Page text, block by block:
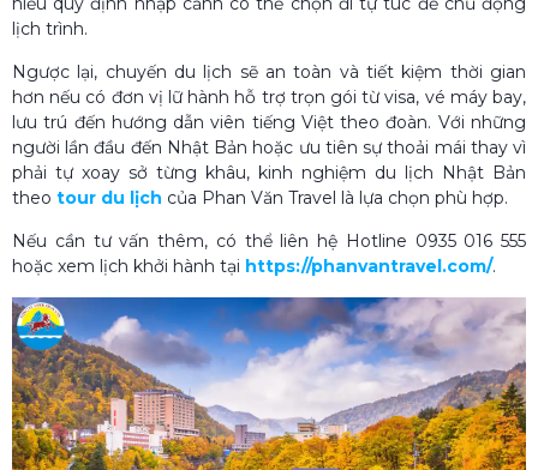
lịch trình.
Ngược lại, chuyến du lịch sẽ an toàn và tiết kiệm thời gian
hơn nếu có đơn vị lữ hành hỗ trợ trọn gói từ visa, vé máy bay,
lưu trú đến hướng dẫn viên tiếng Việt theo đoàn. Với những
người lần đầu đến Nhật Bản hoặc ưu tiên sự thoải mái thay vì
phải tự xoay sở từng khâu, kinh nghiệm du lịch Nhật Bản
theo tour​ du lịch của Phan Văn Travel là lựa chọn phù hợp.
Nếu cần tư vấn thêm, có thể liên hệ Hotline 0935 016 555
hoặc xem lịch khởi hành tại https://phanvantravel.com/.